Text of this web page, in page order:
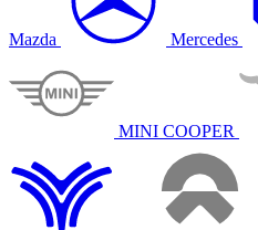
Mazda Mercedes
MINI COOPER